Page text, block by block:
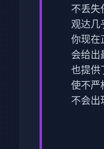
不丢失
观达几
你现在
会给出
也提供
使不严
不会出